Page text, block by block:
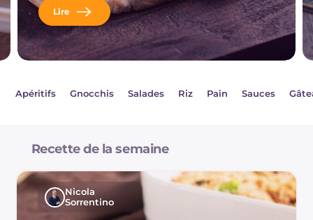
Lire
Apéritifs Gnocchis Salades Riz Pain Sauces
Recette de la semaine
Nicola
Sorrentino